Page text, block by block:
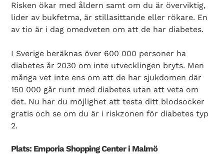
Risken ökar med åldern samt om du är överviktig,
lider av bukfetma, är stillasittande eller rökare. En
av tio är i dag omedveten om att de har diabetes.
I Sverige beräknas över 600 000 personer ha
diabetes år 2030 om inte utvecklingen bryts. Men
många vet inte ens om att de har sjukdomen där
150 000 går runt med diabetes utan att veta om
det. Nu har du möjlighet att testa ditt blodsocker
gratis och se om du är i riskzonen för diabetes typ
2.
Plats: Emporia Shopping Center i Malmö